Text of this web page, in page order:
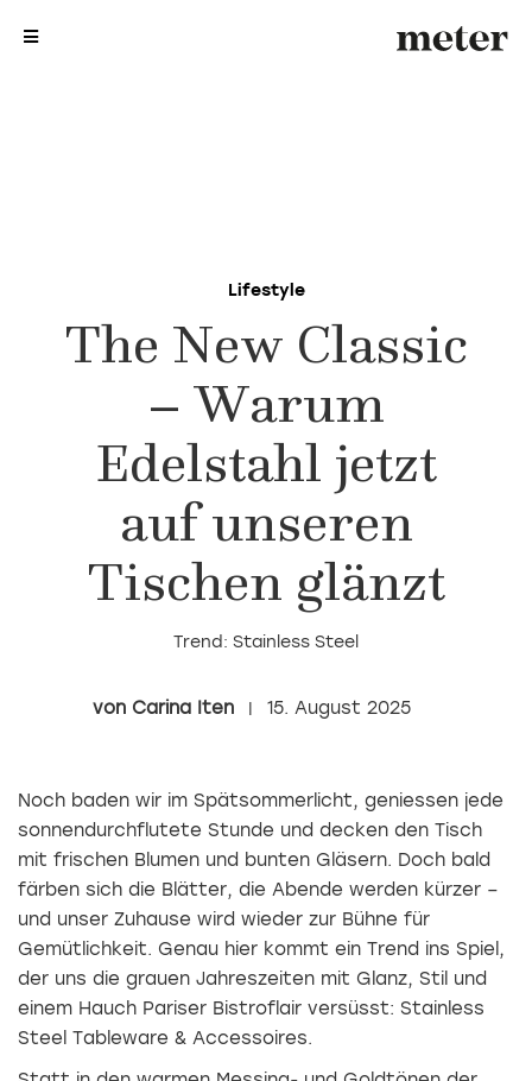
Lifestyle
The New Classic
– Warum
Edelstahl jetzt
auf unseren
Tischen glänzt
Trend: Stainless Steel
Carina Iten 15. August 2025
Noch baden wir im Spätsommerlicht, geniessen jede
sonnendurchflutete Stunde und decken den Tisch
mit frischen Blumen und bunten Gläsern. Doch bald
färben sich die Blätter, die Abende werden kürzer –
und unser Zuhause wird wieder zur Bühne für
Gemütlichkeit. Genau hier kommt ein Trend ins Spiel,
der uns die grauen Jahreszeiten mit Glanz, Stil und
einem Hauch Pariser Bistroflair versüsst: Stainless
Steel Tableware & Accessoires.